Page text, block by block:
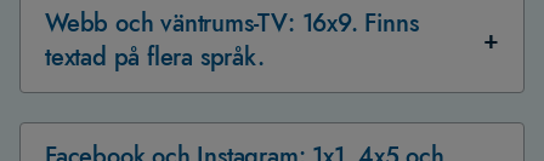
Webb och väntrums-TV: 16x9. Finns
textad på flera språk.